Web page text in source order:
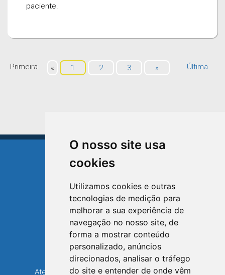
O nosso site usa
cookies
Utilizamos cookies e outras
tecnologias de medição para
melhorar a sua experiência de
navegação no nosso site, de
forma a mostrar conteúdo
personalizado, anúncios
direcionados, analisar o tráfego
do site e entender de onde vêm
paciente.
Primeira « 1 2 3 » Última
TRIUNFO
RIO GRANDE DO SUL
Avenida XV de Novembro, 15
Bairro Centro - Triunfo/RS
Telefone: (51) 3654-6308
Atendimento: 8h30 até 12h e 13h30 até 16h36